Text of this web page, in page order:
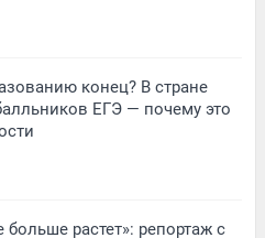
конец? В стране
ЕГЭ — почему это
больше растет»: репортаж с